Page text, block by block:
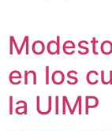
en los
la UIMP